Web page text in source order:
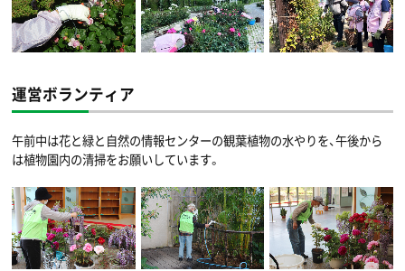
運営ボランティア
午前中は花と緑と自然の情報センターの観葉植物の水やりを、午後から
は植物園内の清掃をお願いしています。